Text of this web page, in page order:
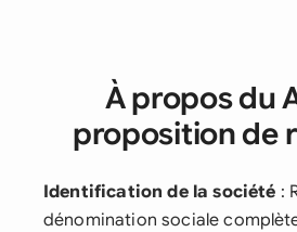
À propos du
proposition de
Identification de la société :
dénomination sociale